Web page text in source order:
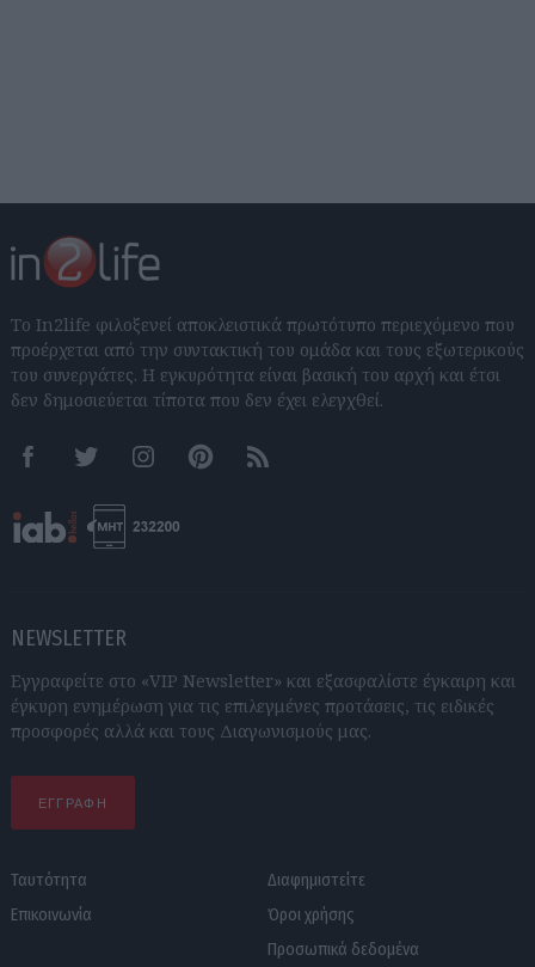
Το In2life φιλοξενεί αποκλειστικά πρωτότυπο περιεχόμενο που
προέρχεται από την συντακτική του ομάδα και τους εξωτερικούς
του συνεργάτες. Η εγκυρότητα είναι βασική του αρχή και έτσι
δεν δημοσιεύεται τίποτα που δεν έχει ελεγχθεί.
FacebookTwitter InstagramPinterestRSS feeds
NEWSLETTER
Εγγραφείτε στο «VIP Newsletter» και εξασφαλίστε έγκαιρη και
έγκυρη ενημέρωση για τις επιλεγμένες προτάσεις, τις ειδικές
προσφορές αλλά και τους Διαγωνισμούς μας.
ΕΓΓΡΑΦΗ
Ταυτότητα
Επικοινωνία
Διαφημιστείτε
Όροι χρήσης
Προσωπικά δεδομένα